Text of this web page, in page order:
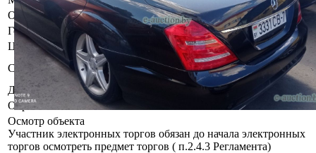
Описание
Год выпуска
2009
Цвет
Состояние
Комплектность и работоспособность не
проверялась
Должник
ЧУП по оказанию услуг "Правовой Гарант"
Обременения
Залог
Осмотр объекта
Участник электронных торгов обязан до начала электронных
торгов осмотреть предмет торгов ( п.2.4.3 Регламента)